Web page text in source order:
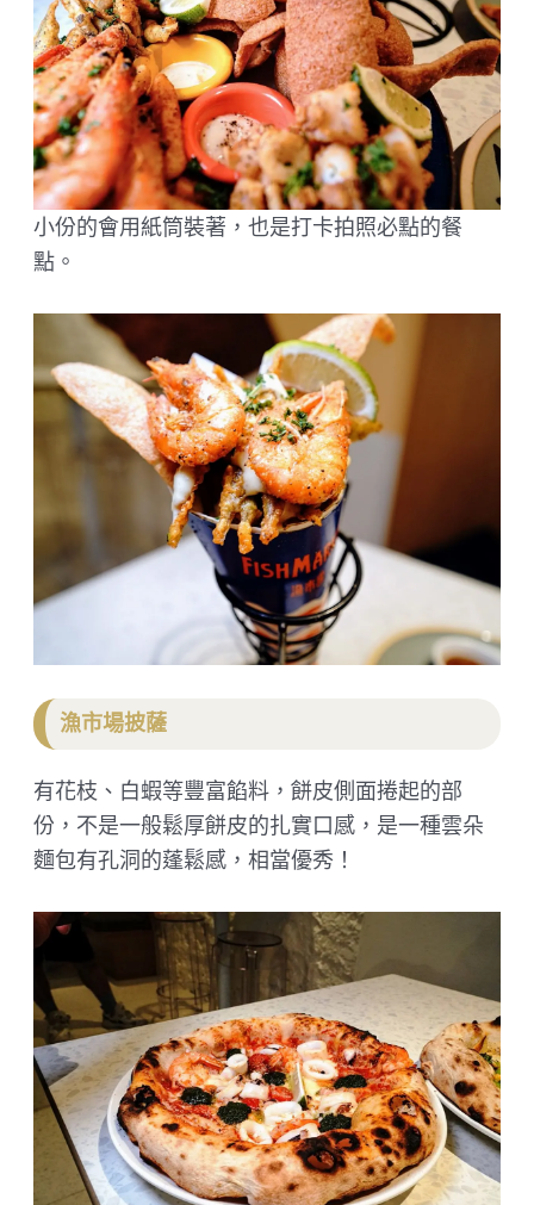
小份的會用紙筒裝著，也是打卡拍照必點的餐
點。
漁市場披薩
有花枝、白蝦等豐富餡料，餅皮側面捲起的部
份，不是一般鬆厚餅皮的扎實口感，是一種雲朵
麵包有孔洞的蓬鬆感，相當優秀！